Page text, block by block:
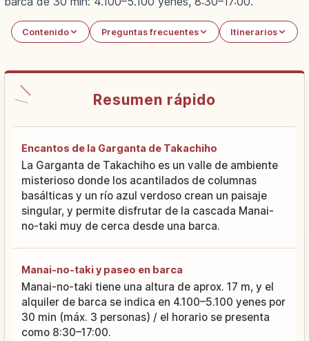
Contenido Preguntas frecuentes Itinerarios
Resumen rápido
Encantos de la Garganta de Takachiho
La Garganta de Takachiho es un valle de ambiente
misterioso donde los acantilados de columnas
basálticas y un río azul verdoso crean un paisaje
singular, y permite disfrutar de la cascada Manai-
no-taki muy de cerca desde una barca.
Manai-no-taki y paseo en barca
Manai-no-taki tiene una altura de aprox. 17 m, y el
alquiler de barca se indica en 4.100–5.100 yenes por
30 min (máx. 3 personas) / el horario se presenta
como 8:30–17:00.